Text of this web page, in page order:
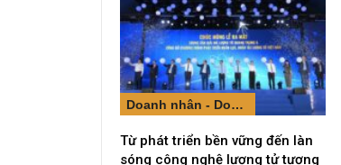
Doanh nhân - Doanh nghiệp
Từ phát triển bền vững đến làn
sóng công nghệ lượng tử tương